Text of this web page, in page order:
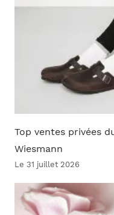
Top ventes privées
Wiesmann
Le 31 juillet 2026